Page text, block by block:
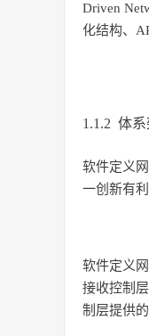
Driven
化结构、
1.1.2 体系
软件定义
一创新有
软件定义
接收控制
制层提供